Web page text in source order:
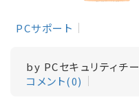
PCサポート
by PCセキュリティチ
コメント(0)